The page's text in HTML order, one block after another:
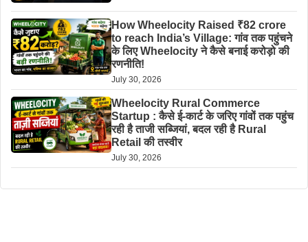
How Wheelocity Raised ₹82 crore
to reach India’s Village: गांव तक पहुंचने
के लिए Wheelocity ने कैसे बनाई करोड़ो की
रणनीति!
July 30, 2026
Wheelocity Rural Commerce
Startup : कैसे ई-कार्ट के जरिए गांवों तक पहुंच
रही है ताजी सब्जियां, बदल रही है Rural
Retail की तस्वीर
July 30, 2026